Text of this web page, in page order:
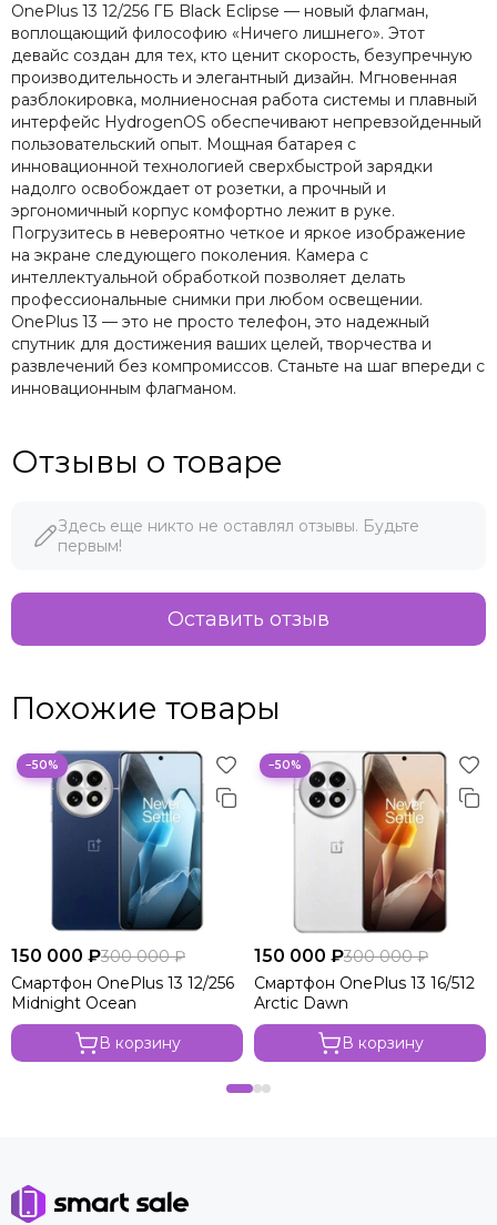
OnePlus 13 12/256 ГБ Black Eclipse — новый флагман,
воплощающий философию «Ничего лишнего». Этот
девайс создан для тех, кто ценит скорость, безупречную
производительность и элегантный дизайн. Мгновенная
разблокировка, молниеносная работа системы и плавный
интерфейс HydrogenOS обеспечивают непревзойденный
пользовательский опыт. Мощная батарея с
инновационной технологией сверхбыстрой зарядки
надолго освобождает от розетки, а прочный и
эргономичный корпус комфортно лежит в руке.
Погрузитесь в невероятно четкое и яркое изображение
на экране следующего поколения. Камера с
интеллектуальной обработкой позволяет делать
профессиональные снимки при любом освещении.
OnePlus 13 — это не просто телефон, это надежный
спутник для достижения ваших целей, творчества и
развлечений без компромиссов. Станьте на шаг впереди с
инновационным флагманом.
Отзывы о товаре
Здесь еще никто не оставлял отзывы. Будьте
первым!
Оставить отзыв
Похожие товары
−50%
150 000 ₽300 000 ₽
Смартфон OnePlus 13 12/256
Midnight Ocean
В корзину
−50%
150 000 ₽300 000 ₽
Смартфон OnePlus 13 16/512
Arctic Dawn
В корзину